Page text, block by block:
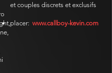
et couples discrets et exclusifs
placer: www.callboy-kevin.com